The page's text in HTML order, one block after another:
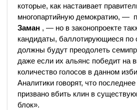
которые, как настаивает
многопартийную демократию, —
Заман , — но в законопроекте
кандидаты, баллотирующиеся по
должны будут преодолеть
даже если их альянс победит на
количество голосов в данном
Аналитики говорят, что
призвано вбить клин в
блок».